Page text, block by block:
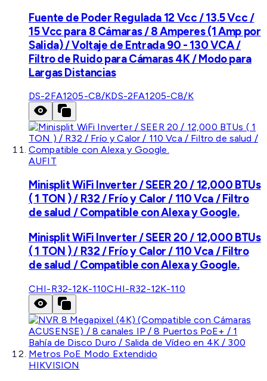
Fuente de Poder Regulada 12 Vcc / 13.5 Vcc /
15 Vcc para 8 Cámaras / 8 Amperes (1 Amp por
Salida) / Voltaje de Entrada 90 - 130 VCA /
Filtro de Ruido para Cámaras 4K / Modo para
Largas Distancias
DS-2FA1205-C8/KDS-2FA1205-C8/K
AUFIT
Minisplit WiFi Inverter / SEER 20 / 12,000 BTUs
( 1 TON ) / R32 / Frío y Calor / 110 Vca / Filtro
de salud / Compatible con Alexa y Google.
Minisplit WiFi Inverter / SEER 20 / 12,000 BTUs
( 1 TON ) / R32 / Frío y Calor / 110 Vca / Filtro
de salud / Compatible con Alexa y Google.
CHI-R32-12K-110CHI-R32-12K-110
HIKVISION